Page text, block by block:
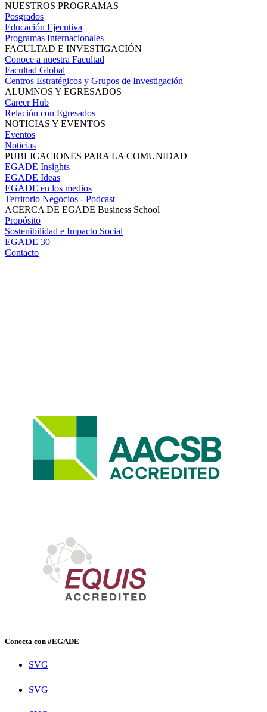
NUESTROS PROGRAMAS
Posgrados
Educación Ejecutiva
Programas Internacionales
FACULTAD E INVESTIGACIÓN
Conoce a nuestra Facultad
Facultad Global
Centros Estratégicos y Grupos de Investigación
ALUMNOS Y EGRESADOS
Career Hub
Relación con Egresados
NOTICIAS Y EVENTOS
Eventos
Noticias
PUBLICACIONES PARA LA COMUNIDAD
EGADE Insights
EGADE Ideas
EGADE en los medios
Territorio Negocios - Podcast
ACERCA DE EGADE Business School
Propósito
Sostenibilidad e Impacto Social
EGADE 30
Contacto
Conecta con #EGADE
SVG
SVG